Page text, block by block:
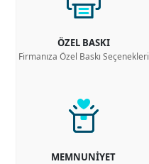
ÖZEL BASKI
Firmanıza Özel Baskı Seçenekleri
MEMNUNİYET